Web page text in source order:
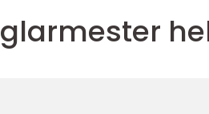
glarmester